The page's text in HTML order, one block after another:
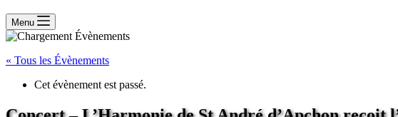
Menu
« Tous les Évènements
Cet évènement est passé.